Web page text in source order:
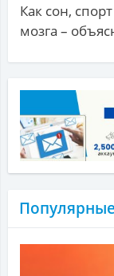
Как сон,
мозга –